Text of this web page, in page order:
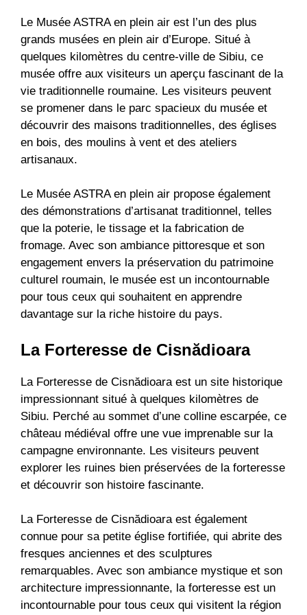
Le Musée ASTRA en plein air est l’un des plus
grands musées en plein air d’Europe. Situé à
quelques kilomètres du centre-ville de Sibiu, ce
musée offre aux visiteurs un aperçu fascinant de la
vie traditionnelle roumaine. Les visiteurs peuvent
se promener dans le parc spacieux du musée et
découvrir des maisons traditionnelles, des églises
en bois, des moulins à vent et des ateliers
artisanaux.
Le Musée ASTRA en plein air propose également
des démonstrations d’artisanat traditionnel, telles
que la poterie, le tissage et la fabrication de
fromage. Avec son ambiance pittoresque et son
engagement envers la préservation du patrimoine
culturel roumain, le musée est un incontournable
pour tous ceux qui souhaitent en apprendre
davantage sur la riche histoire du pays.
La Forteresse de Cisnădioara
La Forteresse de Cisnădioara est un site historique
impressionnant situé à quelques kilomètres de
Sibiu. Perché au sommet d’une colline escarpée, ce
château médiéval offre une vue imprenable sur la
campagne environnante. Les visiteurs peuvent
explorer les ruines bien préservées de la forteresse
et découvrir son histoire fascinante.
La Forteresse de Cisnădioara est également
connue pour sa petite église fortifiée, qui abrite des
fresques anciennes et des sculptures
remarquables. Avec son ambiance mystique et son
architecture impressionnante, la forteresse est un
incontournable pour tous ceux qui visitent la région